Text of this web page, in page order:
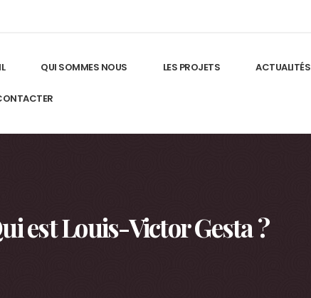
QUI SOMMES NOUS LES PROJETS ACTUALITÉS
est Louis-Victor Gesta ?